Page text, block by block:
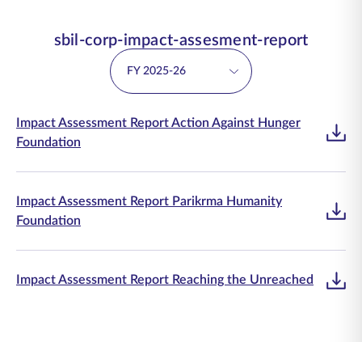
sbil-corp-impact-assesment-report
FY 2025-26
Impact Assessment Report Action Against Hunger
Foundation
Impact Assessment Report Parikrma Humanity
Foundation
Impact Assessment Report Reaching the Unreached